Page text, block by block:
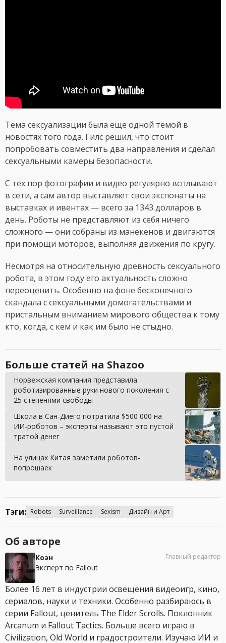
Тема сексуализации была еще одной темой в
новостях того года. Гилс решил, что стоит
попробовать совместить два направления и сделал
сексуальными камеры безопасности.
С тех пор фотографии и видео регулярно всплывают
в сети, а сам автор выставляет свои экспонаты на
выставках и ивентах — всего за 1343 долларов в
день. Роботы не представляют из себя ничего
сложного — они собраны из манекенов и двигаются
при помощи моторов, выполняя движения по кругу.
Несмотря на относительную древность сексуального
робота, в этом году его актуальность сложно
переоценить. Особенно на фоне бесконечного
скандала с сексуальными домогательствами и
пристальным вниманием мирового общества к тому
кто, когда, с кем и как им было не стыдно.
Больше статей на Shazoo
Норвежская компания представила
роботизированные руки нового поколения с
25 степенями свободы
Школа в Сан-Диего потратила $500 000 на
ИИ-роботов – эксперты называют это пустой
тратой денег
На улицах Китая заметили роботов-
попрошаек
Тэги: Robots Surveillance Sexism Дизайн и Арт
Об авторе
Коэн
Эксперт по Fallout
Главный редактор
Более 16 лет в индустрии освещения видеоигр, кино,
сериалов, науки и техники. Особенно разбираюсь в
серии Fallout, ценитель The Elder Scrolls. Поклонник
Arcanum и Fallout Tactics. Больше всего играю в
Civilization, Old World и градостроители. Изучаю ИИ и